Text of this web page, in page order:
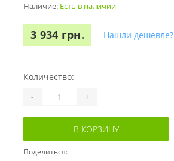
Наличие: Есть в наличии
3 934 грн. Нашли дешевле?
Количество:
- +
В КОРЗИНУ
Поделиться: